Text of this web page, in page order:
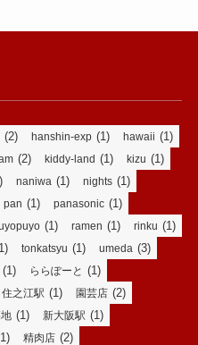
(2) hanshin-exp (1) hawaii (1)
(2) kiddy-land (1) kizu (1)
naniwa (1) nights (1)
pan (1) panasonic (1)
(1) ramen (1) rinku (1)
tonkatsyu (1) umeda (3)
(1) ららぽーと (1)
住之江駅 (1) 園芸店 (2)
(1) 新大阪駅 (1)
精肉店 (2)